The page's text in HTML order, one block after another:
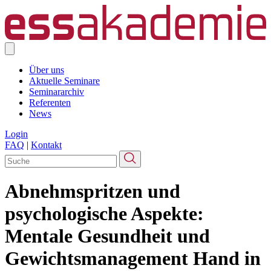
Über uns
Aktuelle Seminare
Seminararchiv
Referenten
News
Login
FAQ | Kontakt
Abnehmspritzen und
psychologische Aspekte:
Mentale Gesundheit und
Gewichtsmanagement Hand in